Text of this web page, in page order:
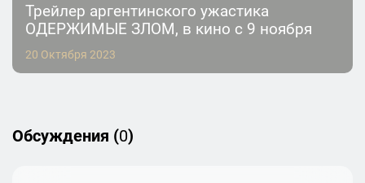
Трейлер аргентинского ужастика
ОДЕРЖИМЫЕ ЗЛОМ, в кино с 9 ноября
20 Октября 2023
Обсуждения (0)